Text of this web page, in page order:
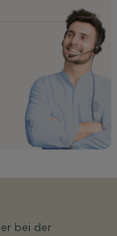
bei der